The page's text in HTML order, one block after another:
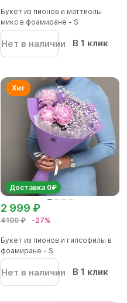
Букет из пионов и маттиолы
микс в фоамиране - S
Нет в наличии В 1 клик
Доставка 0₽
4100 ₽ -27%
2 999 ₽
Букет из пионов и гипсофилы в
фоамиране - S
Нет в наличии В 1 клик